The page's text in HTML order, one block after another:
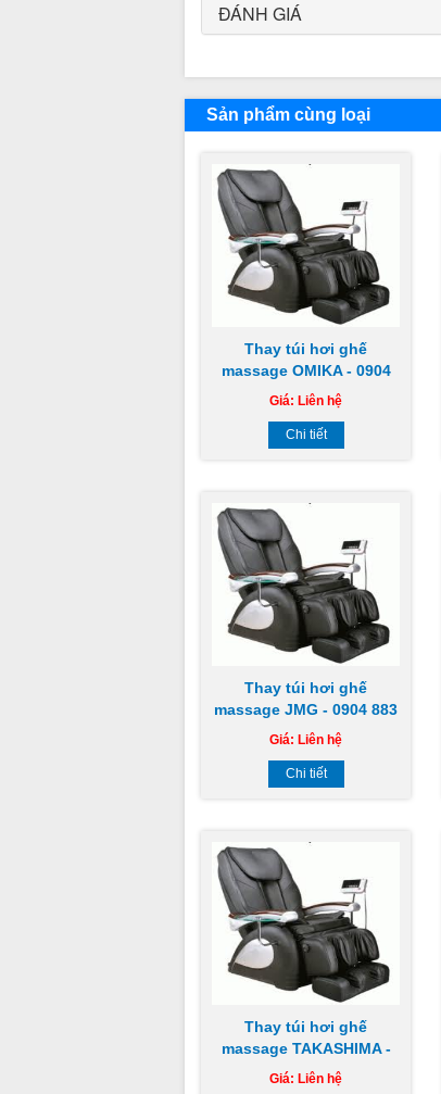
ĐÁNH GIÁ
Sản phẩm cùng loại
Thay túi hơi ghế
massage OMIKA - 0904
883 851
Giá: Liên hệ
Chi tiết
Thay túi hơi ghế
massage JMG - 0904 883
851
Giá: Liên hệ
Chi tiết
Thay túi hơi ghế
massage TAKASHIMA -
0904 883 851
Giá: Liên hệ